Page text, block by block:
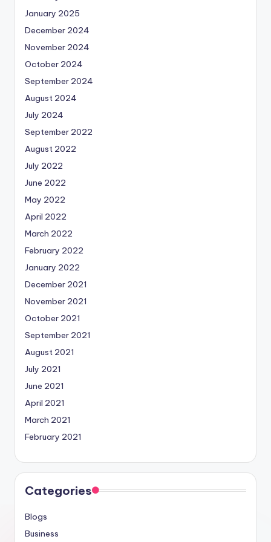
January 2025
December 2024
November 2024
October 2024
September 2024
August 2024
July 2024
September 2022
August 2022
July 2022
June 2022
May 2022
April 2022
March 2022
February 2022
January 2022
December 2021
November 2021
October 2021
September 2021
August 2021
July 2021
June 2021
April 2021
March 2021
February 2021
Categories
Blogs
Business